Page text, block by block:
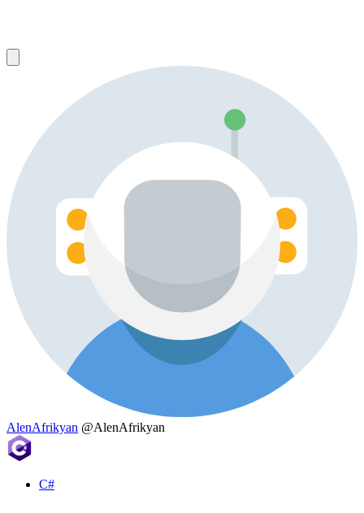
AlenAfrikyan @AlenAfrikyan
C#